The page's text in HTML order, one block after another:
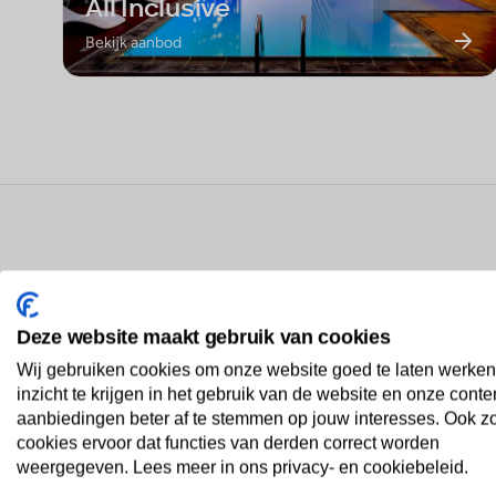
All Inclusive
Bekijk aanbod
Best geboekte vakanties
1 RIU Playacar
Deze website maakt gebruik van cookies
Wij gebruiken cookies om onze website goed te laten
inzicht te krijgen in het gebruik van de website en onze
aanbiedingen beter af te stemmen op jouw interesses. Ook
cookies ervoor dat functies van derden correct worden
weergegeven. Lees meer in ons privacy- en cookiebeleid.